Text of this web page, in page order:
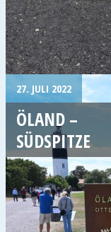
27. JULI 2022
ÖLAND –
SÜDSPITZE